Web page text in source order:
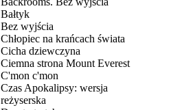
Bałtyk
Bez wyjścia
Chłopiec na krańcach świata
Cicha dziewczyna
Ciemna strona Mount Everest
C'mon c'mon
Czas Apokalipsy: wersja
reżyserska